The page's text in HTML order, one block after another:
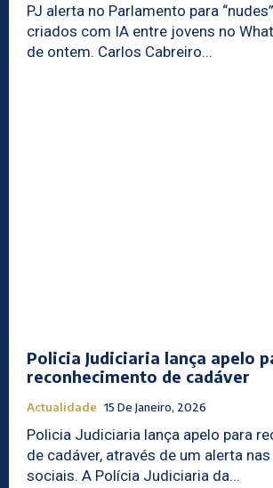
PJ alerta no Parlamento para
criados com IA entre jovens no
de ontem. Carlos Cabreiro...
Policia Judiciaria lança apelo
reconhecimento de cadáver
Actualidade 15 De Janeiro, 2026
Policia Judiciaria lança apelo para
de cadáver, através de um alerta
sociais. A Polícia Judiciaria da...